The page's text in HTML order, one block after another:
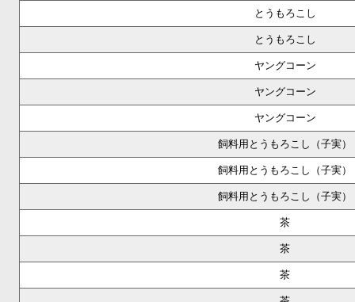
とうもろこし
とうもろこし
ヤングコーン
ヤングコーン
ヤングコーン
飼料用とうもろこし（子実）
飼料用とうもろこし（子実）
飼料用とうもろこし（子実）
茶
茶
茶